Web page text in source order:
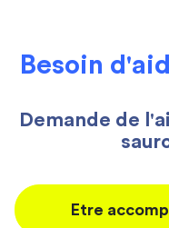
Besoin
Demande de
Etre